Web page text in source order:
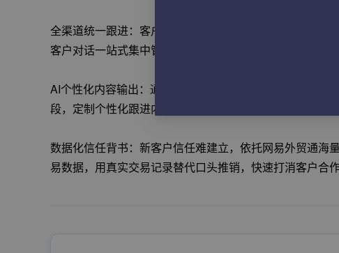
全渠道统一跟进：客户沟通分散在邮件、社媒、即时工具
客户对话一站式集中管理，无需反复切换软件，跟进更高效
AI个性化内容输出：通用模板话术转化率极低，网易外贸
段，定制个性化跟进内容，告别模板化群发，提升客户回复
数据化信任背书：新客户信任难建立，依托网易外贸通海
易数据，用真实交易记录替代口头推销，快速打消客户合作